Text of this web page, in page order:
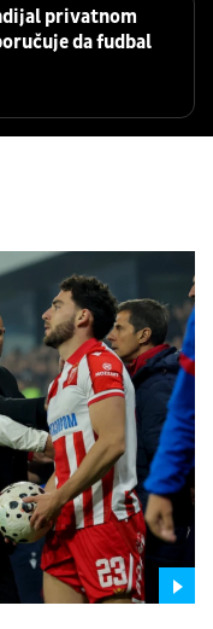
privatnom
da fudbal